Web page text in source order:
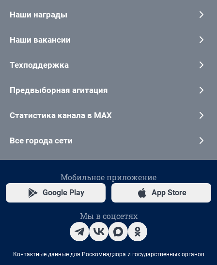
Наши награды
Наши вакансии
Техподдержка
Предвыборная агитация
Статистика канала в MAX
Все города сети
Мобильное приложение
Google Play App Store
Мы в соцсетях
Контактные данные для Роскомнадзора и государственных органов